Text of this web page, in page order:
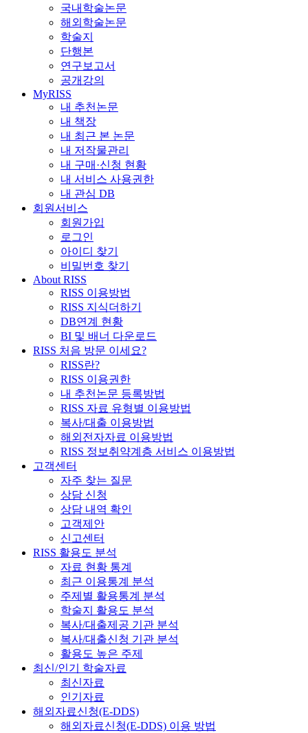
국내학술논문
해외학술논문
학술지
단행본
연구보고서
공개강의
MyRISS
내 추천논문
내 책장
내 최근 본 논문
내 저작물관리
내 구매·신청 현황
내 서비스 사용권한
내 관심 DB
회원서비스
회원가입
로그인
아이디 찾기
비밀번호 찾기
About RISS
RISS 이용방법
RISS 지식더하기
DB연계 현황
BI 및 배너 다운로드
RISS 처음 방문 이세요?
RISS란?
RISS 이용권한
내 추천논문 등록방법
RISS 자료 유형별 이용방법
복사/대출 이용방법
해외전자자료 이용방법
RISS 정보취약계층 서비스 이용방법
고객센터
자주 찾는 질문
상담 신청
상담 내역 확인
고객제안
신고센터
RISS 활용도 분석
자료 현황 통계
최근 이용통계 분석
주제별 활용통계 분석
학술지 활용도 분석
복사/대출제공 기관 분석
복사/대출신청 기관 분석
활용도 높은 주제
최신/인기 학술자료
최신자료
인기자료
해외자료신청(E-DDS)
해외자료신청(E-DDS) 이용 방법